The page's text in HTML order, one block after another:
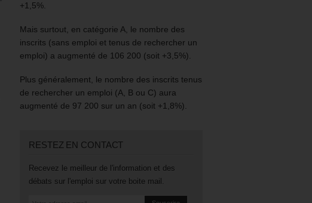
+1,5%.
Mais surtout, en catégorie A, le nombre des
inscrits (sans emploi et tenus de rechercher un
emploi) a augmenté de 106 200 (soit +3,5%).
Plus généralement, le nombre des inscrits tenus
de rechercher un emploi (A, B ou C) aura
augmenté de 97 200 sur un an (soit +1,8%).
RESTEZ EN CONTACT
Recevez le meilleur de l'information et des
débats sur l'emploi sur votre boite mail.